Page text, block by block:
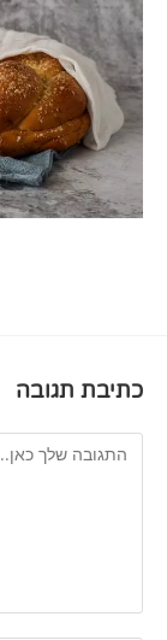
כתיבת תגובה